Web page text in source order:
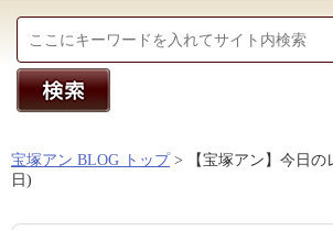
宝塚アン BLOG トップ > 【宝塚アン】今日の
日)